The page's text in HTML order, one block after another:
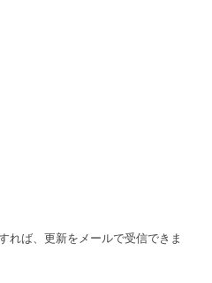
れば、更新をメールで受信できま